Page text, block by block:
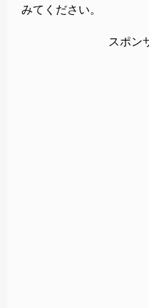
みてください。
スポン